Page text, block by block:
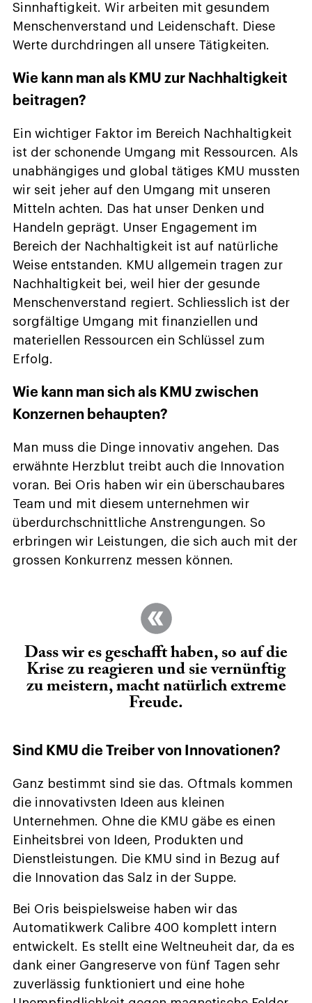
Sinnhaftigkeit. Wir arbeiten mit gesundem
Menschenverstand und Leidenschaft. Diese
Werte durchdringen all unsere Tätigkeiten.
Wie kann man als KMU zur Nachhaltigkeit
beitragen?
Ein wichtiger Faktor im Bereich Nachhaltigkeit
ist der schonende Umgang mit Ressourcen. Als
unabhängiges und global tätiges KMU mussten
wir seit jeher auf den Umgang mit unseren
Mitteln achten. Das hat unser Denken und
Handeln geprägt. Unser Engagement im
Bereich der Nachhaltigkeit ist auf natürliche
Weise entstanden. KMU allgemein tragen zur
Nachhaltigkeit bei, weil hier der gesunde
Menschenverstand regiert. Schliesslich ist der
sorgfältige Umgang mit finanziellen und
materiellen Ressourcen ein Schlüssel zum
Erfolg.
Wie kann man sich als KMU zwischen
Konzernen behaupten?
Man muss die Dinge innovativ angehen. Das
erwähnte Herzblut treibt auch die Innovation
voran. Bei Oris haben wir ein überschaubares
Team und mit diesem unternehmen wir
überdurchschnittliche Anstrengungen. So
erbringen wir Leistungen, die sich auch mit der
grossen Konkurrenz messen können.
Dass wir es geschafft haben, so auf die
Krise zu reagieren und sie vernünftig
zu meistern, macht natürlich extreme
Freude.
Sind KMU die Treiber von Innovationen?
Ganz bestimmt sind sie das. Oftmals kommen
die innovativsten Ideen aus kleinen
Unternehmen. Ohne die KMU gäbe es einen
Einheitsbrei von Ideen, Produkten und
Dienstleistungen. Die KMU sind in Bezug auf
die Innovation das Salz in der Suppe.
Bei Oris beispielsweise haben wir das
Automatikwerk Calibre 400 komplett intern
entwickelt. Es stellt eine Weltneuheit dar, da es
dank einer Gangreserve von fünf Tagen sehr
zuverlässig funktioniert und eine hohe